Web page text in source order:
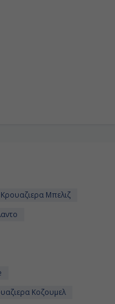
Ημέρα 11η
Κρουαζιερα Μπελιζ
Κοζουμελ